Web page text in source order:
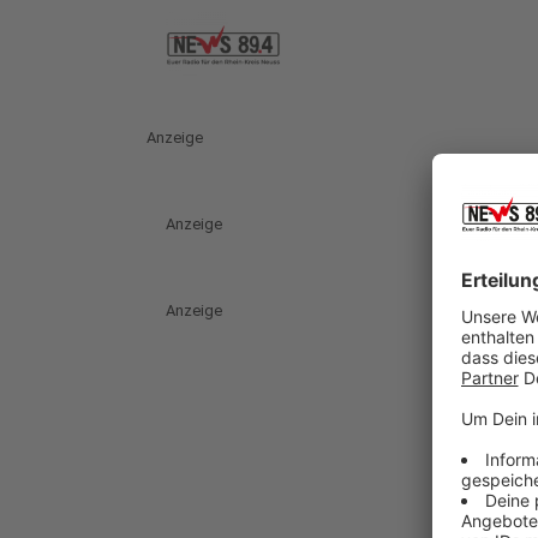
Anzeige
Anzeige
Anzeige